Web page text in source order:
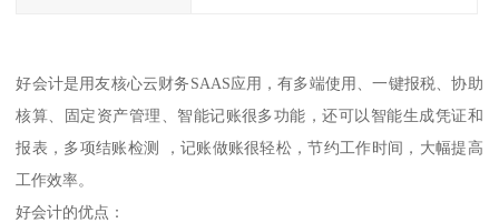
好会计是用友核心云财务SAAS应用，有多端使用、一键报税、协助
核算、固定资产管理、智能记账很多功能，还可以智能生成凭证和
报表，多项结账检测 ，记账做账很轻松，节约工作时间，大幅提高
工作效率。
好会计的优点：